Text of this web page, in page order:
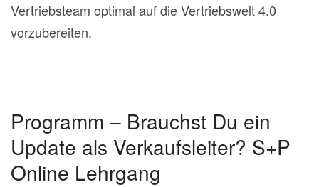
Vertriebsteam optimal auf die Vertriebswelt 4.0
vorzubereiten.
Programm – Brauchst Du ein
Update als Verkaufsleiter? S+P
Online Lehrgang